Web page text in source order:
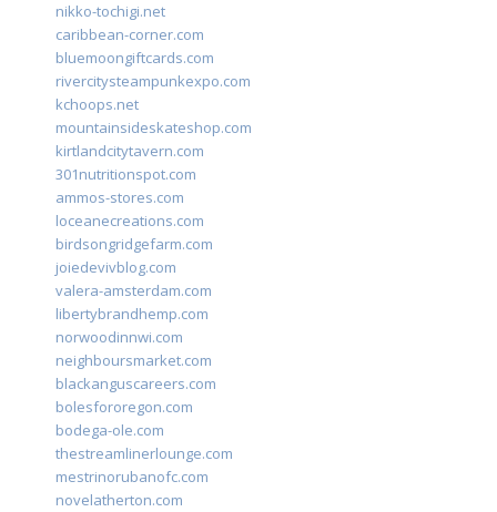
nikko-tochigi.net
caribbean-corner.com
bluemoongiftcards.com
rivercitysteampunkexpo.com
kchoops.net
mountainsideskateshop.com
kirtlandcitytavern.com
301nutritionspot.com
ammos-stores.com
loceanecreations.com
birdsongridgefarm.com
joiedevivblog.com
valera-amsterdam.com
libertybrandhemp.com
norwoodinnwi.com
neighboursmarket.com
blackanguscareers.com
bolesfororegon.com
bodega-ole.com
thestreamlinerlounge.com
mestrinorubanofc.com
novelatherton.com